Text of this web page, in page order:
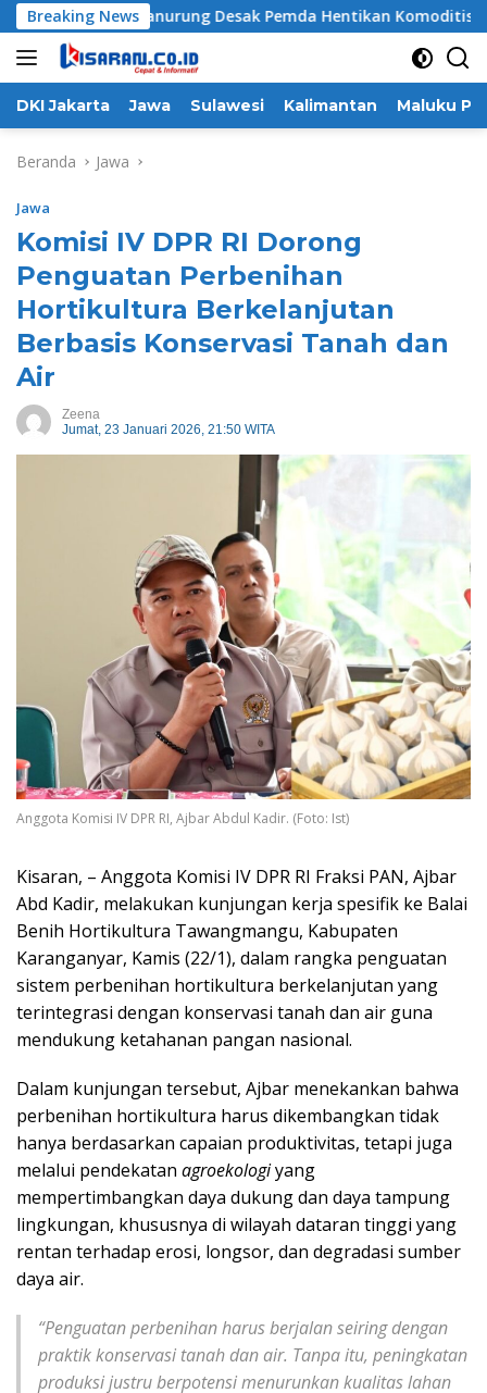
Langsung
ke
konten
Breaking News
Adat To Manurung Desak Pemda Hentikan Komoditisasi
DKI Jakarta Jawa Sulawesi Kalimantan Maluku
Beranda Jawa
Jawa
Komisi IV DPR RI Dorong
Penguatan Perbenihan
Hortikultura Berkelanjutan
Berbasis Konservasi Tanah dan
Air
Zeena
Jumat, 23 Januari 2026, 21:50 WITA
Anggota Komisi IV DPR RI, Ajbar Abdul Kadir. (Foto: Ist)
Kisaran, – Anggota Komisi IV DPR RI Fraksi PAN, Ajbar
Abd Kadir, melakukan kunjungan kerja spesifik ke Balai
Benih Hortikultura Tawangmangu, Kabupaten
Karanganyar, Kamis (22/1), dalam rangka penguatan
sistem perbenihan hortikultura berkelanjutan yang
terintegrasi dengan konservasi tanah dan air guna
mendukung ketahanan pangan nasional.
Dalam kunjungan tersebut, Ajbar menekankan bahwa
perbenihan hortikultura harus dikembangkan tidak
hanya berdasarkan capaian produktivitas, tetapi juga
melalui pendekatan agroekologiyang
mempertimbangkan daya dukung dan daya tampung
lingkungan, khususnya di wilayah dataran tinggi yang
rentan terhadap erosi, longsor, dan degradasi sumber
daya air.
“Penguatan perbenihan harus berjalan seiring dengan
praktik konservasi tanah dan air. Tanpa itu, peningkatan
produksi justru berpotensi menurunkan kualitas lahan